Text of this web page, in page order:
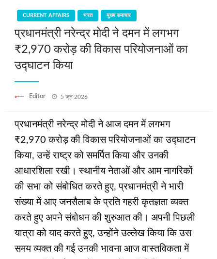
CURRENT AFFAIRS भारत मुख्य समाचार
प्रधानमंत्री नरेन्द्र मोदी ने दमन में लगभग
₹2,970 करोड़ की विकास परियोजनाओं का
उद्घाटन किया
Editor
Posted
5 जून 2026
प्रधानमंत्री नरेन्द्र मोदी ने आज दमन में लगभग
₹2,970 करोड़ की विकास परियोजनाओं का उद्घाटन
किया, उन्हें राष्ट्र को समर्पित किया और उनकी
आधारशिला रखी। स्थानीय नेताओं और आम नागरिकों
की सभा को संबोधित करते हुए, प्रधानमंत्री ने भारी
संख्या में आए जनसैलाब के प्रति गहरी कृतज्ञता व्यक्त
करते हुए अपने संबोधन की शुरुआत की। अपनी पिछली
यात्रा को याद करते हुए, उन्होंने उल्लेख किया कि उस
समय व्यक्त की गई उनकी भावना आज वास्तविकता में